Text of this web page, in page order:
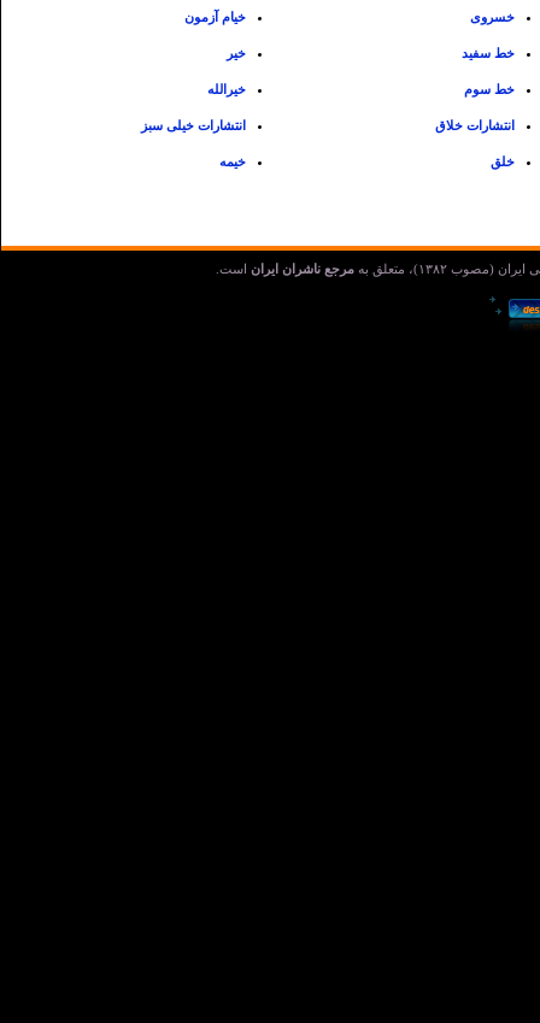
خسروی
خط سفید
خط سوم
انتشارات خلاق
خلق
خیام آزمون
خیر
خیرالله
انتشارات خیلی سبز
خیمه
مرجع ناشران ایران است.